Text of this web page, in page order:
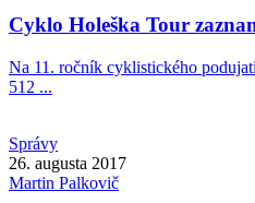
Cyklo Holeška Tour
Na 11. ročník cyklistického
512 ...
Správy
26. augusta 2017
Martin Palkovič